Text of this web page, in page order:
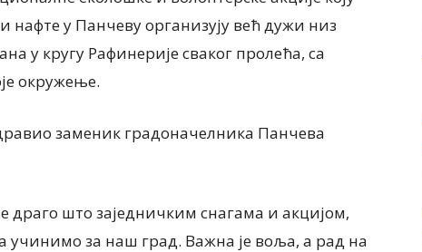
нафте у Панчеву организују већ дужи низ
у кругу Рафинерије сваког пролећа, са
окружење.
заменик градоначелника Панчева
драго што заједничким снагама и акцијом,
за наш град. Важна је воља, а рад на